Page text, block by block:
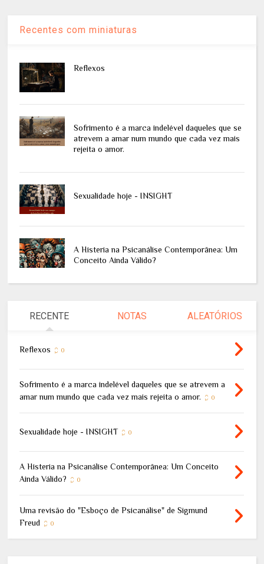
Recentes com miniaturas
Reflexos
Sofrimento é a marca indelével daqueles que se
atrevem a amar num mundo que cada vez mais
rejeita o amor.
Sexualidade hoje - INSIGHT
A Histeria na Psicanálise Contemporânea: Um
Conceito Ainda Válido?
RECENTE NOTAS ALEATÓRIOS
Reflexos 0
Sofrimento é a marca indelével daqueles que se atrevem a
amar num mundo que cada vez mais rejeita o amor.
0
Sexualidade hoje - INSIGHT 0
A Histeria na Psicanálise Contemporânea: Um Conceito
Ainda Válido?
0
Uma revisão do "Esboço de Psicanálise" de Sigmund
Freud
0